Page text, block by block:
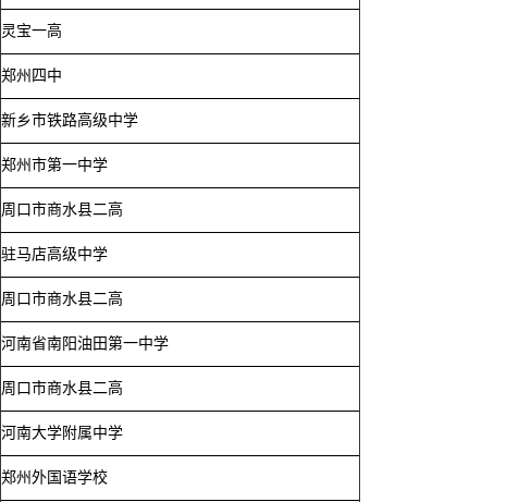
灵宝一高
郑州四中
新乡市铁路高级中学
郑州市第一中学
周口市商水县二高
驻马店高级中学
周口市商水县二高
河南省南阳油田第一中学
周口市商水县二高
河南大学附属中学
郑州外国语学校